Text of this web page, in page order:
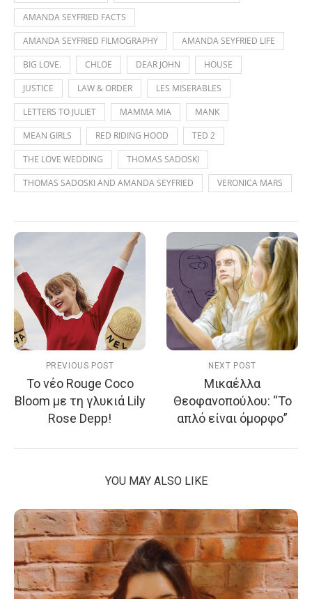
AMANDA SEYFRIED FACTS
AMANDA SEYFRIED FILMOGRAPHY
AMANDA SEYFRIED LIFE
BIG LOVE.
CHLOE DEAR JOHN
HOUSE
JUSTICE
LAW & ORDER
LES MISERABLES
LETTERS TO JULIET
MAMMA MIA
MANK
MEAN GIRLS
RED RIDING HOOD
TED 2
THE LOVE WEDDING
THOMAS SADOSKI
THOMAS SADOSKI AND AMANDA SEYFRIED
VERONICA MARS
PREVIOUS POST
Το νέο Rouge Coco
Bloom με τη γλυκιά Lily
Rose Depp!
NEXT POST
Μικαέλλα
Θεοφανοπούλου: “Το
απλό είναι όμορφο”
YOU MAY ALSO LIKE